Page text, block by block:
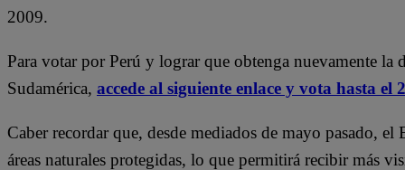
2009.
Para votar por Perú y lograr que obtenga nuevamente
Sudamérica, accede al siguiente enlace y vota hasta el
Caber recordar que, desde mediados de mayo pasado,
áreas naturales protegidas, lo que permitirá recibir más